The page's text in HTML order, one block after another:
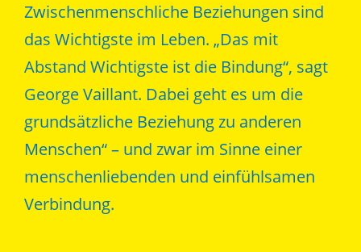
Zwischenmenschliche Beziehungen sind
das Wichtigste im Leben. „Das mit
Abstand Wichtigste ist die Bindung“, sagt
George Vaillant. Dabei geht es um die
grundsätzliche Beziehung zu anderen
Menschen“ – und zwar im Sinne einer
menschenliebenden und einfühlsamen
Verbindung.